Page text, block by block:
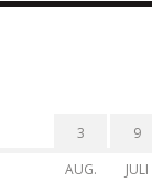
3
AUG.
9
JULI